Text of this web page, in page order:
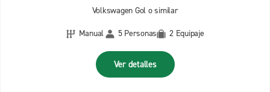
Volkswagen Gol o similar
Manual
5 Personas 2 Equipaje
Ver detalles